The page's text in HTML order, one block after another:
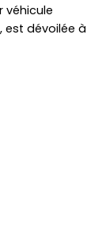
véhicule
est dévoilée à